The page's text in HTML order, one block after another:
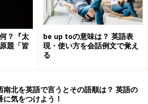
？『太
題「皆
be up toの意味は？ 英語表
現・使い方を会話例文で覚え
る
南北を英語で言うとその語順は？ 英語の
に気をつけよう！